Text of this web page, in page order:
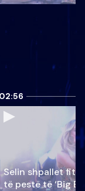
Selin shpallet
të pestë të ‘Big